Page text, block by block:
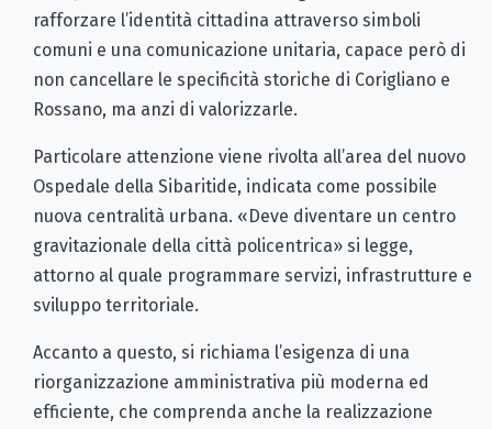
rafforzare l’identità cittadina attraverso simboli
comuni e una comunicazione unitaria, capace però di
non cancellare le specificità storiche di Corigliano e
Rossano, ma anzi di valorizzarle.
Particolare attenzione viene rivolta all’area del nuovo
Ospedale della Sibaritide, indicata come possibile
nuova centralità urbana. «Deve diventare un centro
gravitazionale della città policentrica» si legge,
attorno al quale programmare servizi, infrastrutture e
sviluppo territoriale.
Accanto a questo, si richiama l’esigenza di una
riorganizzazione amministrativa più moderna ed
efficiente, che comprenda anche la realizzazione